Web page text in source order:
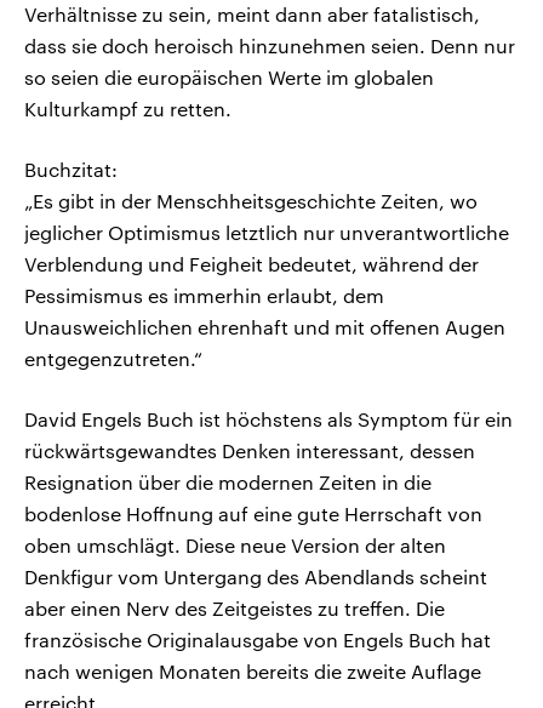
Verhältnisse zu sein, meint dann aber fatalistisch,
dass sie doch heroisch hinzunehmen seien. Denn nur
so seien die europäischen Werte im globalen
Kulturkampf zu retten.
Buchzitat:
„Es gibt in der Menschheitsgeschichte Zeiten, wo
jeglicher Optimismus letztlich nur unverantwortliche
Verblendung und Feigheit bedeutet, während der
Pessimismus es immerhin erlaubt, dem
Unausweichlichen ehrenhaft und mit offenen Augen
entgegenzutreten.“
David Engels Buch ist höchstens als Symptom für ein
rückwärtsgewandtes Denken interessant, dessen
Resignation über die modernen Zeiten in die
bodenlose Hoffnung auf eine gute Herrschaft von
oben umschlägt. Diese neue Version der alten
Denkfigur vom Untergang des Abendlands scheint
aber einen Nerv des Zeitgeistes zu treffen. Die
französische Originalausgabe von Engels Buch hat
nach wenigen Monaten bereits die zweite Auflage
erreicht.